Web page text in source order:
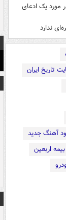
مورد یک ادعای
ندارد
تاریخ ایران
آهنگ جدید
اربعین